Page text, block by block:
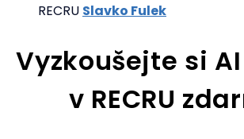
RECRU Slavko Fulek
Vyzkoušejte si
v RECRU